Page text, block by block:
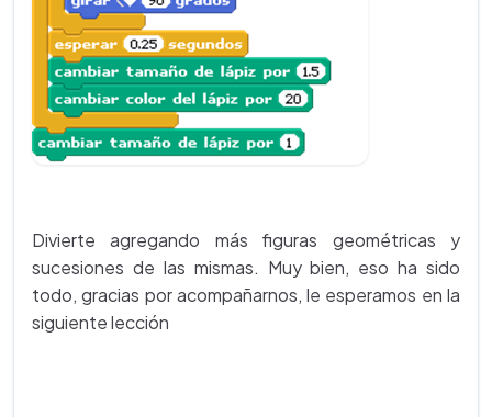
Divierte agregando más figuras geométricas y
sucesiones de las mismas. Muy bien, eso ha sido
todo, gracias por acompañarnos, le esperamos en la
siguiente lección